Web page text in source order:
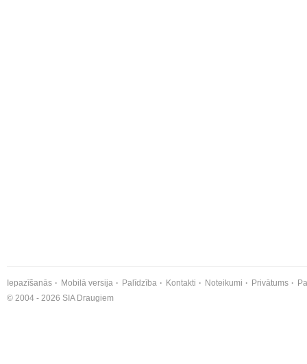
Iepazīšanās Mobilā versija Palīdzība Kontakti Noteikumi Privātums
© 2004 - 2026 SIA Draugiem